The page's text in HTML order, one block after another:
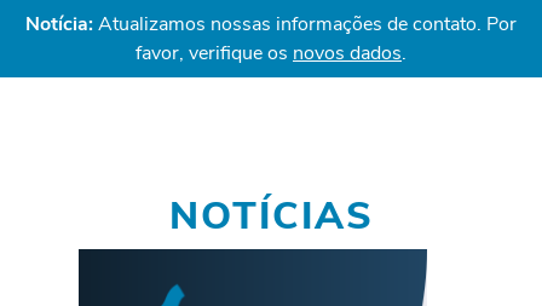
Notícia:Atualizamos nossas informações de contato. Por
favor, verifique os novos dados.
NOTÍCIAS